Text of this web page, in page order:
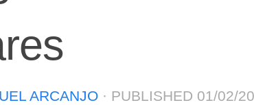
ARCANJO · PUBLISHED 01/02/